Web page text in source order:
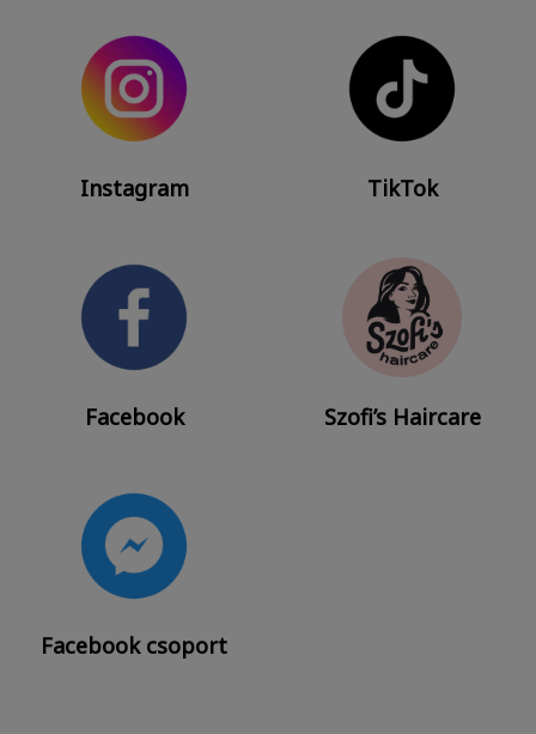
Instagram TikTok
Facebook Szofi’s Haircare
Facebook csoport